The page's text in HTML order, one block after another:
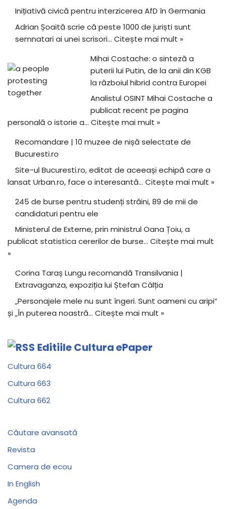
Inițiativă civică pentru interzicerea AfD în Germania
Adrian Șoaită scrie că peste 1000 de juriști sunt
semnatari ai unei scrisori… Citește mai mult »
Mihai Costache: o sinteză a
puterii lui Putin, de la anii din KGB
la războiul hibrid contra Europei
Analistul OSINT Mihai Costache a
publicat recent pe pagina
personală o istorie a… Citește mai mult »
Recomandare | 10 muzee de nișă selectate de
Bucuresti.ro
Site-ul Bucuresti.ro, editat de aceeași echipă care a
lansat Urban.ro, face o interesantă… Citește mai mult »
245 de burse pentru studenți străini, 89 de mii de
candidaturi pentru ele
Ministerul de Externe, prin ministrul Oana Țoiu, a
publicat statistica cererilor de burse… Citește mai mult
»
Corina Taraș Lungu recomandă Transilvania |
Extravaganza, expoziția lui Ștefan Câlția
„Personajele mele nu sunt îngeri. Sunt oameni cu aripi“
și „În puterea noastră… Citește mai mult »
Editiile Cultura ePaper
Cultura 664
Cultura 663
Cultura 662
Căutare avansată
Revista
Camera de ecou
In English
Agenda